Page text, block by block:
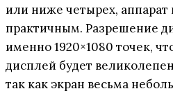
или ниже четырех, аппарат
практичным. Разрешение
именно 1920×1080 точек,
дисплей будет
так как экран весьма